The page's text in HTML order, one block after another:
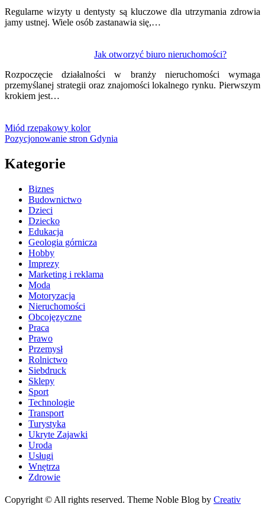
Regularne wizyty u dentysty są kluczowe dla utrzymania zdrowia
jamy ustnej. Wiele osób zastanawia się,…
Jak otworzyć biuro nieruchomości?
Rozpoczęcie działalności w branży nieruchomości wymaga
przemyślanej strategii oraz znajomości lokalnego rynku. Pierwszym
krokiem jest…
Miód rzepakowy kolor
Pozycjonowanie stron Gdynia
Kategorie
Biznes
Budownictwo
Dzieci
Dziecko
Edukacja
Geologia górnicza
Hobby
Imprezy
Marketing i reklama
Moda
Motoryzacja
Nieruchomości
Obcojęzyczne
Praca
Prawo
Przemysł
Rolnictwo
Siebdruck
Sklepy
Sport
Technologie
Transport
Turystyka
Ukryte Zajawki
Uroda
Usługi
Wnętrza
Zdrowie
Copyright © All rights reserved. Theme Noble Blog by Creativ